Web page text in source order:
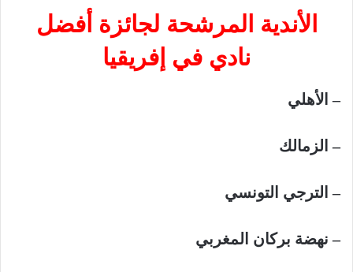
الأندية المرشحة لجائزة أفضل
نادي في إفريقيا
– الأهلي
– الزمالك
– الترجي التونسي
– نهضة بركان المغربي